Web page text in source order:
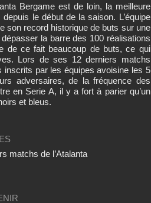
Bergame est de loin, la meilleure
le début de la saison. L’équipe
son record historique de buts sur une
la barre des 100 réalisations
de ce fait beaucoup de buts, ce qui
Lors de ses 12 derniers matchs
inscrits par les équipes avoisine les 5
adversaires, de la fréquence des
en Serie A, il y a fort à parier qu’un
et bleus.
matchs de l’Atalanta